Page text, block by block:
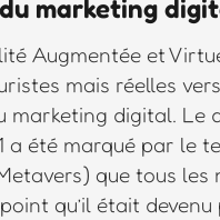
marketing
Augmentée et
mais réelles
marketing digital. Le
a été marqué par le
que tous les
qu’il était devenu